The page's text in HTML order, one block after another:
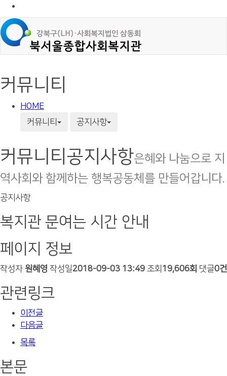
커뮤니티
HOME
커뮤니티
공지사항
커뮤니티 공지사항은혜와 나눔으로 지
역사회와 함께하는 행복공동체를 만들어갑니다.
공지사항
복지관 문여는 시간 안내
페이지 정보
작성자 원혜영 작성일2018-09-03 13:49 조회 19,606회 댓글0건
관련링크
이전글
다음글
목록
본문